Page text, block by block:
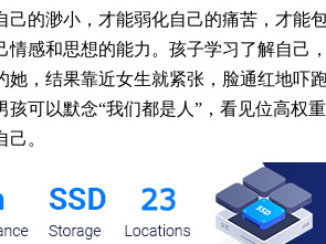
己的渺小，才能弱化自己的痛苦，才能包
情感和思想的能力。孩子学习了解自己
她，结果靠近女生就紧张，脸通红地吓
孩可以默念“我们都是人”，看见位高权
己。